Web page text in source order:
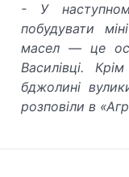
- У
побудувати
масел — це
Василівці.
бджолині
розповіли в